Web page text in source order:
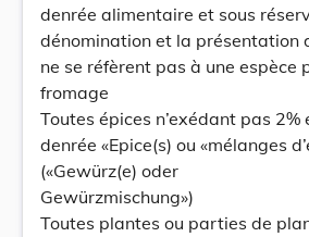
denrée alimentaire et sous
dénomination et la présentation
ne se réfèrent pas à une espèce
fromage
Toutes épices n’exédant pas 2%
denrée «Epice(s) ou «mélanges
(«Gewürz(e) oder
Gewürzmischung»)
Toutes plantes ou parties de